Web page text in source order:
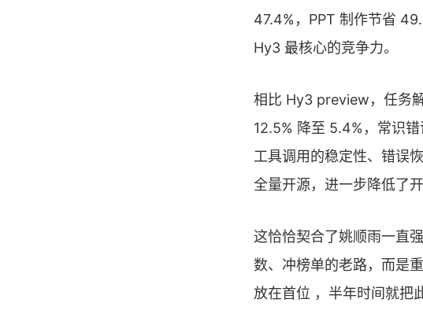
47.4%，PPT 制作节省
Hy3 最核心的竞争力。
相比 Hy3 preview，任务
12.5% 降至 5.4%，常识错
工具调用的稳定性、错误
全量开源，进一步降低了
这恰恰契合了姚顺雨一直
数、冲榜单的老路，而是
放在首位 ，半年时间就把